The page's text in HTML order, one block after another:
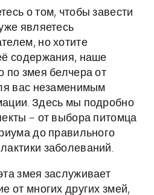
о том, чтобы завести
являетесь
но хотите
содержания, наше
по змея белчера от
вас незаменимым
Здесь мы подробно
– от выбора питомца
до правильного
заболеваний.
змея заслуживает
от многих других змей,